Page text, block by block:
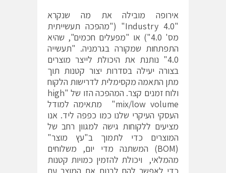
אירופה מובילה את מה שנקרא
"Industry 4.0" ("מהפכה תעשייתית
מס' 4.0") או "מפעלים חכמים", שהיא
התפתחות שמקורה בגרמניה. "תעשייה
4.0" נותנת את היכולת לייצר מוצרים
בצורה יעילה בסדרות יצור קטנות תוך
מתן התאמה מקסימלית לדרישות הלקוח
ולוח זמנים קצר. המהפכה הזו של "high
mix/low volume" מתאימה למודל
העסקי העיקרי שלנו כמו כפפה ליד. אנו
מציעים ללקוחות גישה למגוון רחב של
המוצרים כדי לתמוך ב"עץ מוצר"
(BOM) המשתנה מדי יום, משלוחים
מהמלאי, ויכולת להזמין כמויות קטנות
כדי לאפשר להם לבנות את המוצר עם